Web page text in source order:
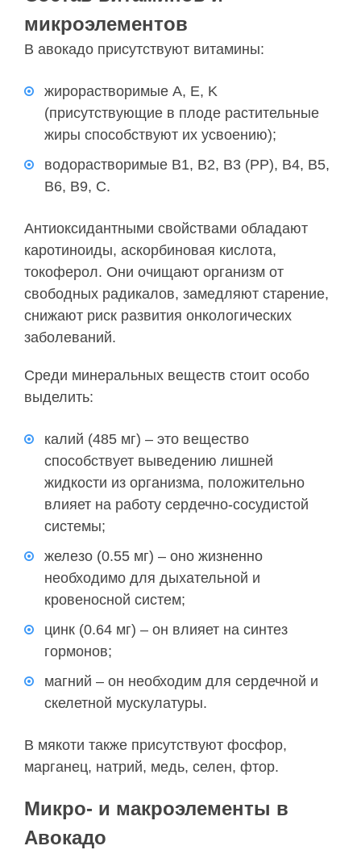
микроэлементов
В авокадо присутствуют витамины:
жирорастворимые A, E, K
(присутствующие в плоде растительные
жиры способствуют их усвоению);
водорастворимые B1, B2, B3 (PP), B4, B5,
B6, B9, С.
Антиоксидантными свойствами обладают
каротиноиды, аскорбиновая кислота,
токоферол. Они очищают организм от
свободных радикалов, замедляют старение,
снижают риск развития онкологических
заболеваний.
Среди минеральных веществ стоит особо
выделить:
калий (485 мг) – это вещество
способствует выведению лишней
жидкости из организма, положительно
влияет на работу сердечно-сосудистой
системы;
железо (0.55 мг) – оно жизненно
необходимо для дыхательной и
кровеносной систем;
цинк (0.64 мг) – он влияет на синтез
гормонов;
магний – он необходим для сердечной и
скелетной мускулатуры.
В мякоти также присутствуют фосфор,
марганец, натрий, медь, селен, фтор.
Микро- и макроэлементы в
Авокадо